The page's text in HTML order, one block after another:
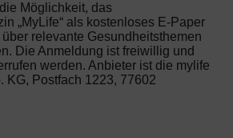
Möglichkeit, das
„MyLife“ als kostenloses E-Paper
relevante Gesundheitsthemen
Die Anmeldung ist freiwillig und
werden. Anbieter ist die mylife
KG, Postfach 1223, 77602